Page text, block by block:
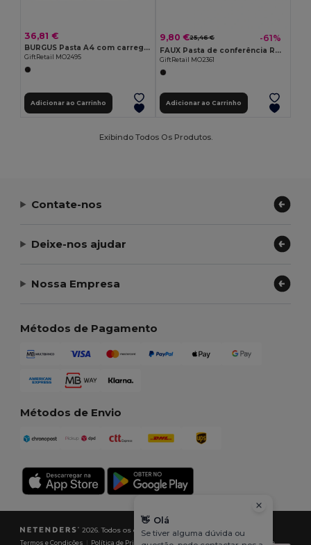
36,81 €
BURGUS Pasta A4 com carregador
GiftRetail MO2495
Adicionar ao Carrinho
9,80 €25,46 € -61%
FAUX Pasta de conferência RPET A4
GiftRetail MO2361
Adicionar ao Carrinho
Exibindo Todos Os Produtos.
Contate-nos
Deixe-nos ajudar
Nossa Empresa
Métodos de Pagamento
Métodos de Envio
2026. Todos os direitos reservados
Termos e Condições Política de Privacidade| Política de cookies| Mapa do Site
👋 Olá
Se tiver alguma dúvida ou